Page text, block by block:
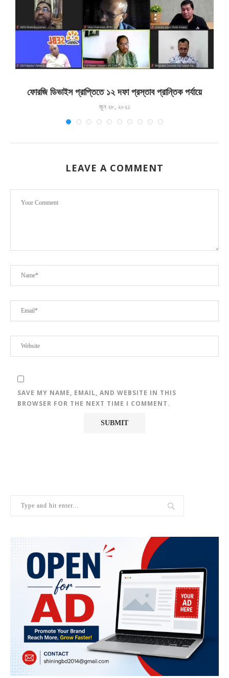
ফোরজি ডিভাইস প্রাপ্তিতে ১২ দফা প্রস্তাব প্রান্তিক পর্যায়ে
জুন ২৮, ২০২১
LEAVE A COMMENT
SAVE MY NAME, EMAIL, AND WEBSITE IN THIS
BROWSER FOR THE NEXT TIME I COMMENT.